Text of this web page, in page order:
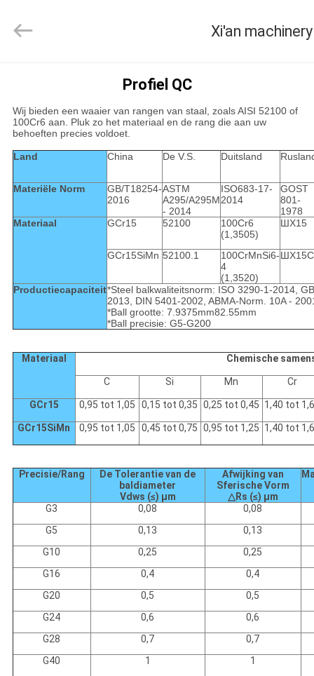
PRODUCTEN
ONGEVEER
ONS
FABRIEKSREIS
KWALITEITSCONTROLE
CONTACTEER
ONS
SITEMAP
PRIVACY
POLICY
engineering
import
Profiel QC
Wij bieden een waaier van rangen van staal, zoals AISI 52100 of
100Cr6 aan. Pluk zo het materiaal en de rang die aan uw
behoeften precies voldoet.
Land China De V.S. Duitsland
Materiële Norm
GB/T18254-
2016
ASTM
A295/A295M
- 2014
ISO683-17-
2014
GOST
801-
1978
Materiaal
GCr15 52100
100Cr6
(1,3505)
ШX15
GCr15SiMn 52100.1
100CrMnSi6-
4
(1,3520)
Productiecapaciteit*Steel balkwaliteitsnorm: ISO 3290-1-2014,
2013, DIN 5401-2002, ABMA-Norm. 10A -
*Ball grootte: 7.9375mm82.55mm
*Ball precisie: G5-G200
Materiaal Chemische
C Si Mn Cr
GCr15 0,95 tot 1,05 0,15 tot 0,35 0,25 tot 0,45 1,40 tot
GCr15SiMn 0,95 tot 1,05 0,45 tot 0,75 0,95 tot 1,25 1,40 tot
Precisie/Rang
De Tolerantie van de
baldiameter
Vdws (≤) µm
Afwijking van
Sferische Vorm
△Rs (≤) µm
G3 0,08
0,08
G5
0,13
0,13
G10
0,25
0,25
G16
0,4
0,4
G20
0,5
0,5
G24
0,6
0,6
G28
0,7
0,7
G40
1
1